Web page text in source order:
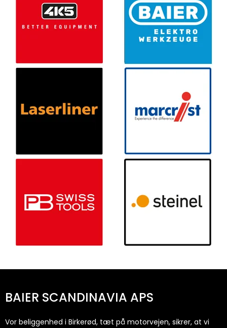
BAIER SCANDINAVIA APS
Vor beliggenhed i Birkerød, tæt på motorvejen, sikrer, at vi